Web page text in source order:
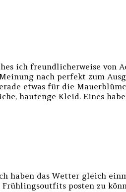
ich freundlicherweise von
nach perfekt zum
etwas für die
hautenge Kleid. Eines
haben das Wetter gleich
posten zu